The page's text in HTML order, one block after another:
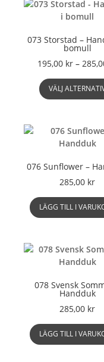
073 Storstad –
bomull
195,00 kr –
VÄLJ
076 Sunflower –
285,00 kr
LÄGG TILL I
078 Svensk
Handduk
285,00 kr
LÄGG TILL I